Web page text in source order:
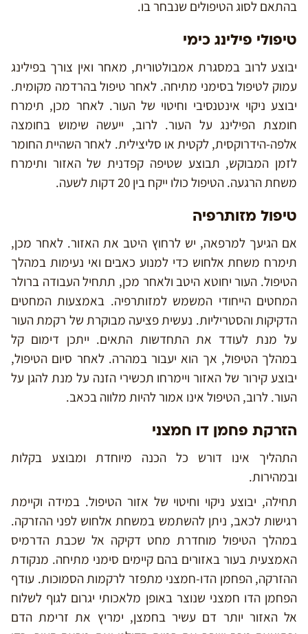
בהתאם לסוג הטיפולים שנבחר בו.
טיפולי פילינג כימי
יבוצע לרוב במסגרת אמבולטורית, מאחר ואין צורך בפילינג
עמוק לטיפול בסימני מתיחה. לאחר טיפול בהרדמה מקומית.
יבוצע ניקוי אינטנסיבי וחיטוי של העור. לאחר מכן, תימרח
חומצת הפילינג על העור. לרוב, ייעשה שימוש בחומצה
אלפה-הידרוקסית, לקטית או סליצילית. לאחר השהיית החומר
לזמן המבוקש, תבוצע שטיפה קפדנית של האזור ותימרח
משחת הרגעה. הטיפול כולו ייקח בין 20 דקות לשעה.
טיפול מזותרפיה
אם הגיעך למרפאה, יש לרחוץ היטב את האזור. לאחר מכן,
תימרח משחת אלחוש כדי למנוע כאבים ואי נעימות במהלך
הטיפול. העור יחוטא היטב ולאחר מכן, תתחיל העבודה ברולר
המחטים הייחודי המשמש למזותרפיה. באמצעות המחטים
הדקיקות והסטריליות. נעשית פציעה מבוקרת של רקמת העור
על מנת לעודד את התחדשות התאים. ייתכן דימום קל
במהלך הטיפול, אך הוא יעבור במהרה. לאחר סיום הטיפול,
יבוצע קירור של האזור ויימרחו תכשירי הזנה על מנת להגן על
העור. לרוב, הטיפול אינו אמור להיות מלווה בכאב.
הזרקת פחמן דו חמצני
התהליך אינו דורש כל הכנה מיוחדת ומבוצע בקלות
ובמהירות.
תחילה, יבוצע ניקוי וחיטוי של אזור הטיפול. במידה וקיימת
רגישות לכאב, ניתן להשתמש במשחת אלחוש לפני ההזרקה.
במהלך הטיפול מוחדרת מחט דקיקה אל שכבת הדרמיס
האמצעית בעור באזורים בהם קיימים סימני מתיחה. מנקודת
ההזרקה, הפחמן הדו-חמצני מתפזר לרקמות הסמוכות. עודף
הפחמן הדו חמצני שנוצר באופן מלאכותי יגרום לגוף לשלוח
אל האזור יותר דם עשיר בחמצן, ימריץ את זרימת הדם